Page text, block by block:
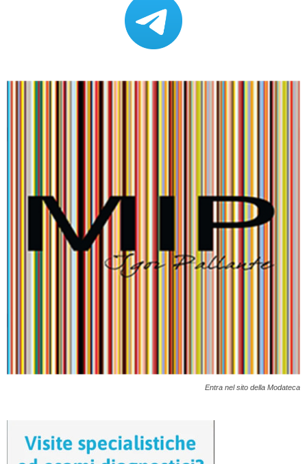
Entra nel sito della Modateca